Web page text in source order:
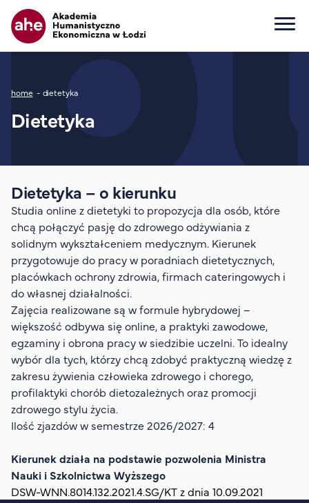
Główna nawigacja
Dla kandydata
Wszystkie kierunki
Studia II stopnia
Studia jednolite magisterskie
Studia podyplomowe
Study in English
Wydziały
Opłaty za studia
Dla studenta
Organizacja studiów
Aktualności
Stypendia
Zjazdy
Dyżury prorektorów
O rekrutacji
Jak zostać studentem AHE
Biuro rekrutacji
Zasady przyjęcia na studia
Ścieżka nawigacyjna
home dietetyka
Dietetyka
Dietetyka – o kierunku
Studia online z dietetyki to propozycja dla osób, które
chcą połączyć pasję do zdrowego odżywiania z
solidnym wykształceniem medycznym. Kierunek
przygotowuje do pracy w poradniach dietetycznych,
placówkach ochrony zdrowia, firmach cateringowych i
do własnej działalności.
Zajęcia realizowane są w formule hybrydowej –
większość odbywa się online, a praktyki zawodowe,
egzaminy i obrona pracy w siedzibie uczelni. To idealny
wybór dla tych, którzy chcą zdobyć praktyczną wiedzę z
zakresu żywienia człowieka zdrowego i chorego,
profilaktyki chorób dietozależnych oraz promocji
zdrowego stylu życia.
Ilość zjazdów w semestrze 2026/2027: 4
Kierunek działa na podstawie pozwolenia Ministra
Nauki i Szkolnictwa Wyższego
DSW-WNN.8014.132.2021.4.SG/KT z dnia 10.09.2021